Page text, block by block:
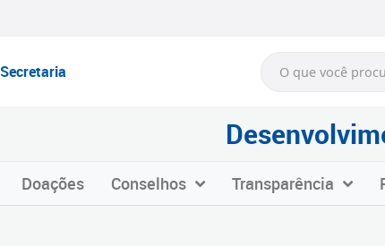
Secretaria
Doações Conselhos Transparência